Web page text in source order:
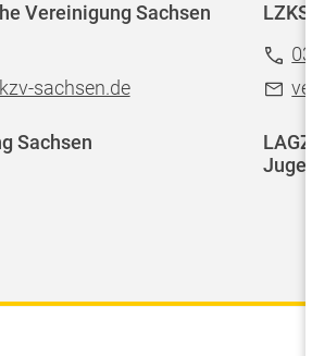
Vereinigung Sachsen
sachsen.de
Sachsen